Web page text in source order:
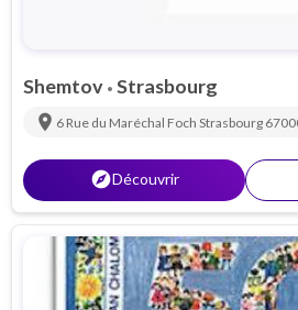
Shemtov • Strasbourg
location_on 6 Rue du Maréchal Foch Strasbourg
explorerDécouvrir